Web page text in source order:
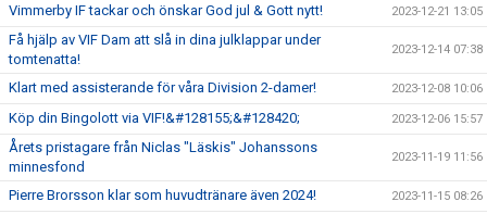
Vimmerby IF tackar och önskar God jul & Gott nytt! 2023-12-21 13:05
Få hjälp av VIF Dam att slå in dina julklappar under
tomtenatta!
2023-12-14 07:38
Klart med assisterande för våra Division 2-damer! 2023-12-08 10:06
Köp din Bingolott via VIF!&#128155;&#128420; 2023-12-06 15:57
Årets pristagare från Niclas "Läskis" Johanssons
minnesfond
2023-11-19 11:56
Pierre Brorsson klar som huvudtränare även 2024! 2023-11-15 08:26